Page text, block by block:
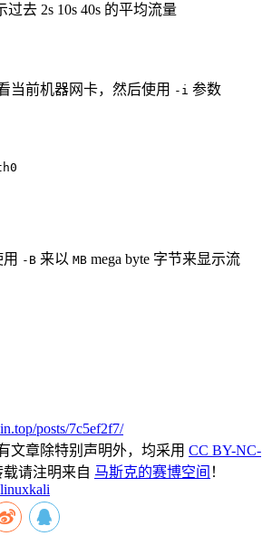
过去 2s 10s 40s 的平均流量
当前机器网卡，然后使用 -i 参数
-B 来以 MB mega byte 字节来显示流
posts/7c5ef2f7/
文章除特别声明外，均采用 CC BY-NC-
请注明来自 马斯克的赛博空间 ！
linuxkali